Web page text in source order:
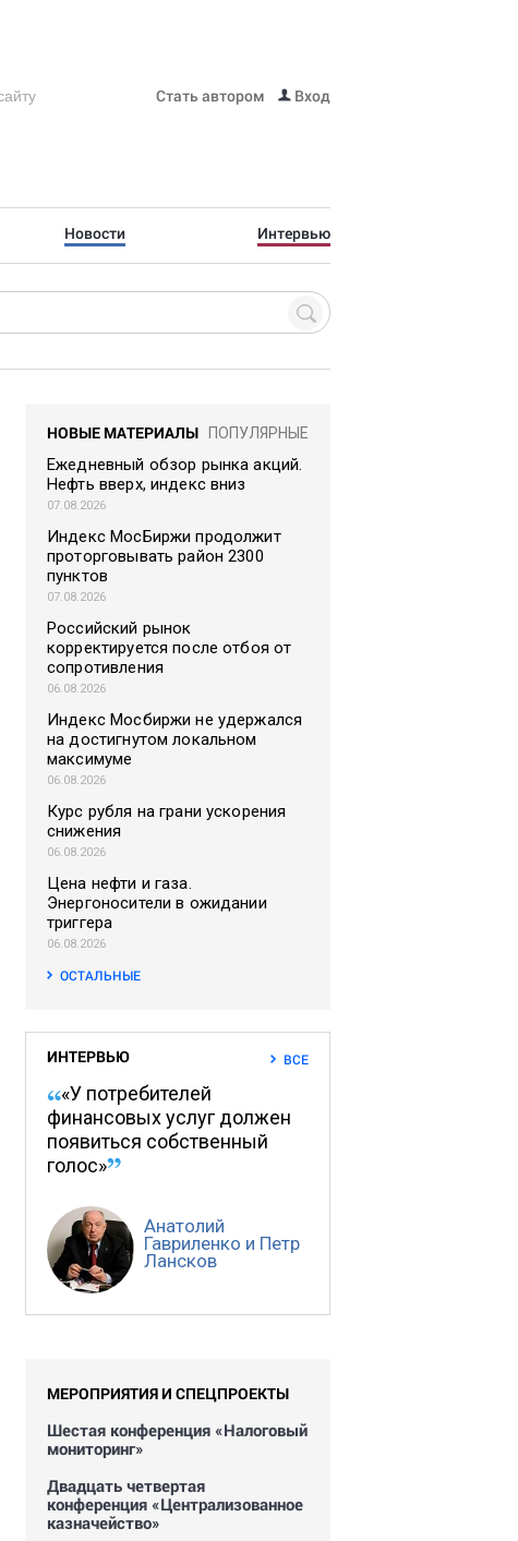
Стать автором Вход
Новости Интервью
НОВЫЕ МАТЕРИАЛЫ ПОПУЛЯРНЫЕ
Ежедневный обзор рынка акций.
Нефть вверх, индекс вниз
07.08.2026
Индекс МосБиржи продолжит
проторговывать район 2300
пунктов
07.08.2026
Российский рынок
корректируется после отбоя от
сопротивления
06.08.2026
Индекс Мосбиржи не удержался
на достигнутом локальном
максимуме
06.08.2026
Курс рубля на грани ускорения
снижения
06.08.2026
Цена нефти и газа.
Энергоносители в ожидании
триггера
06.08.2026
ОСТАЛЬНЫЕ
ИНТЕРВЬЮ ВСЕ
«У потребителей
финансовых услуг должен
появиться собственный
голос»
Анатолий
Гавриленко и Петр
Лансков
МЕРОПРИЯТИЯ И СПЕЦПРОЕКТЫ
Шестая конференция «Налоговый
мониторинг»
Двадцать четвертая
конференция «Централизованное
казначейство»